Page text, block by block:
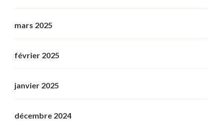
mars 2025
février 2025
janvier 2025
décembre 2024